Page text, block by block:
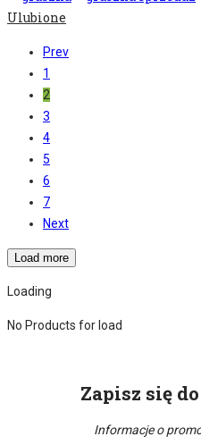
Ulubione
Prev
1
2
3
4
5
6
7
Next
Load more
Loading
No Products for load
Zapisz się
Informacje o